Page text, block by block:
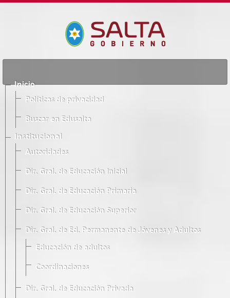
Inicio
Políticas de privacidad
Buscar en Edusalta
Institucional
Autoridades
Dir. Gral. de Educación Inicial
Dir. Gral. de Educación Primaria
Dir. Gral. de Educación Superior
Dir. Gral. de Ed. Permanente de Jóvenes y Adultos
Educación de adultos
Coordinaciones
Dir. Gral. de Educación Privada